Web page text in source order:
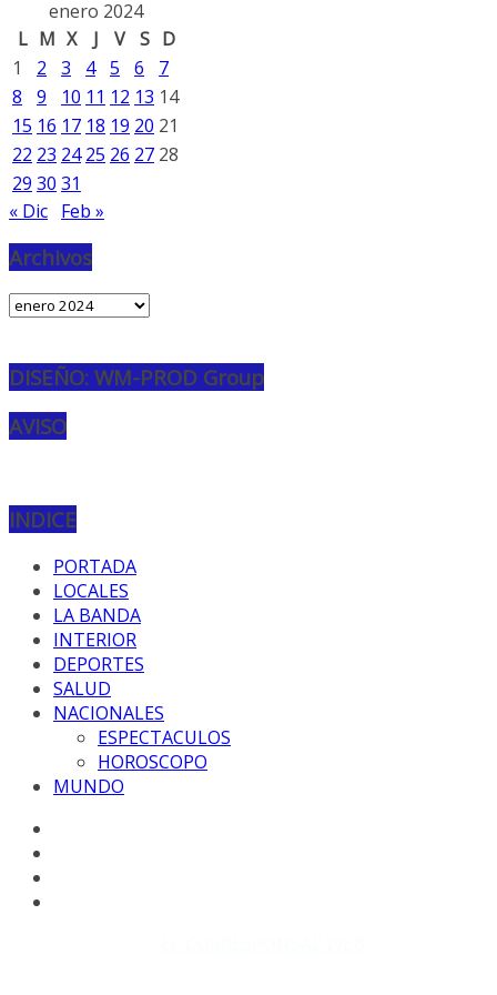
enero 2024
L M X J V S D
1
2 3 4 5 6
7
8
9 10 11 12 13 14
15 16 17 18 19 20 21
22 23 24 25 26 27 28
29 30 31
« Dic Feb »
Archivos
Archivos
DISEÑO: WM-PROD Group
AVISO
INDICE
PORTADA
LOCALES
LA BANDA
INTERIOR
DEPORTES
SALUD
NACIONALES
ESPECTACULOS
HOROSCOPO
MUNDO